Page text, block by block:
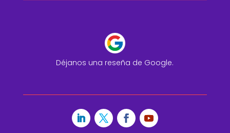
Déjanos una reseña de Google.